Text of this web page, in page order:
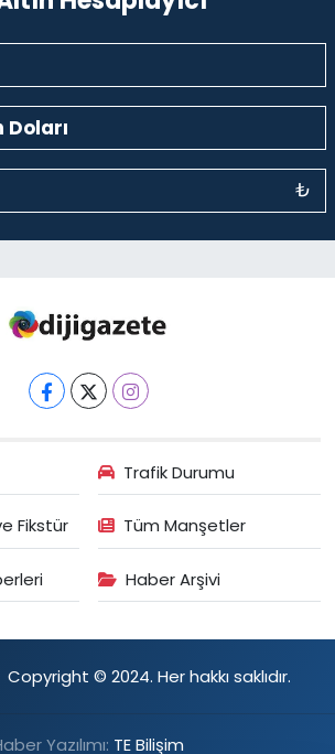
₺
Trafik Durumu
Fikstür Tüm Manşetler
Haber Arşivi
Copyright © 2024. Her hakkı saklıdır.
Yazılımı: TE Bilişim